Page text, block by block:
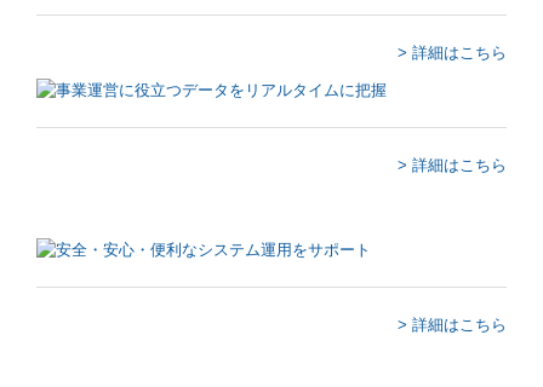
補助金・助成金・融資情報
国の共済制度活用コーナー
> 詳細はこちら
> 詳細はこちら
> 詳細はこちら